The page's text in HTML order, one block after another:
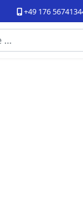
+49 176